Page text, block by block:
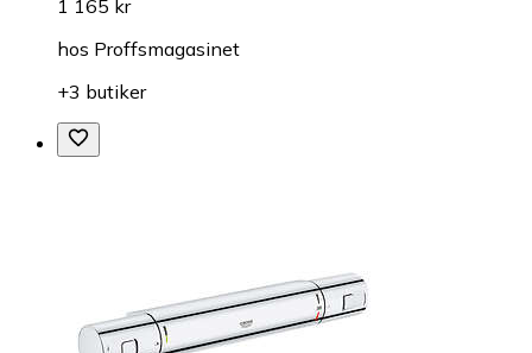
1 165 kr
hos Proffsmagasinet
+3 butiker